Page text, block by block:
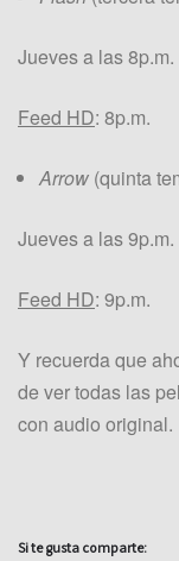
Jueves a las 8p.m.
Feed HD: 8p.m.
Arrow (quinta
Jueves a las 9p.m.
Feed HD: 9p.m.
Y recuerda que
de ver todas las
con audio original.
Si te gusta comparte: